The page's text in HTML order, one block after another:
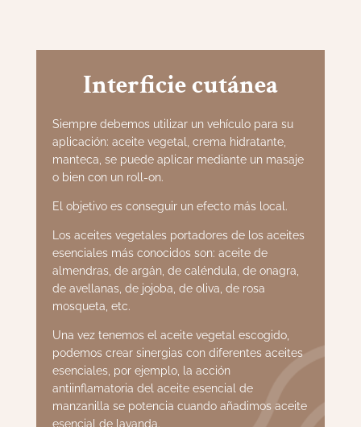
Interficie cutánea
Siempre debemos utilizar un vehículo para su
aplicación: aceite vegetal, crema hidratante,
manteca, se puede aplicar mediante un masaje
o bien con un roll-on.
El objetivo es conseguir un efecto más local.
Los aceites vegetales portadores de los aceites
esenciales más conocidos son: aceite de
almendras, de argán, de caléndula, de onagra,
de avellanas, de jojoba, de oliva, de rosa
mosqueta, etc.
Una vez tenemos el aceite vegetal escogido,
podemos crear sinergias con diferentes aceites
esenciales, por ejemplo, la acción
antiinflamatoria del aceite esencial de
manzanilla se potencia cuando añadimos aceite
esencial de lavanda.